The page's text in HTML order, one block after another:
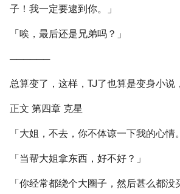
子！我一定要逮到你。」
「唉，最后还是兄弟吗？」
──────
总算变了，这样，TJ了也算是变身小说
正文 第四章 克星
「大姐，不去，你不体谅一下我的心情
「当帮大姐拿东西，好不好？」
「你经常都绕个大圈子，然后甚么都没